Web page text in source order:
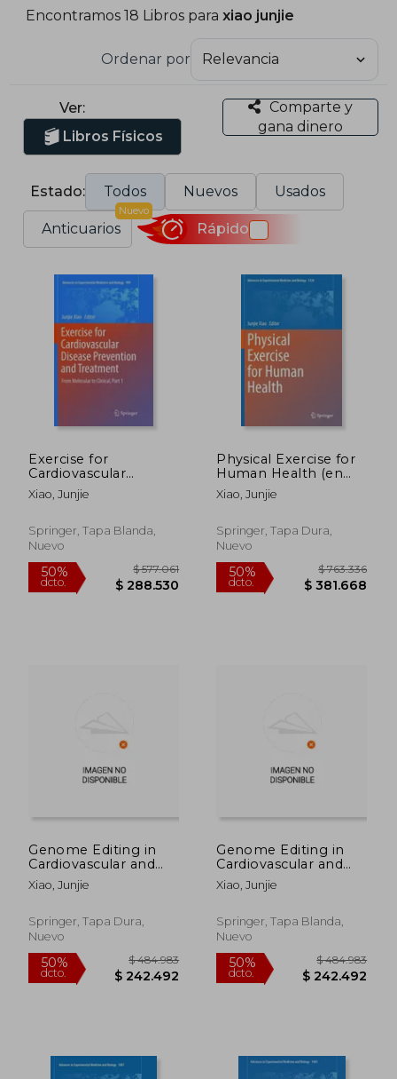
Encontramos 18 Libros paraxiao junjie
Ordenar por
Ver:
Libros Físicos
Comparte y
gana dinero
Estado: Todos Nuevos Usados
Anticuarios
Nuevo
Rápido
Exercise for
Cardiovascular
Disease Prevention
and Treatment: From
Part 1 (en Inglés)
Xiao, Junjie
Springer, Tapa Blanda,
Nuevo
Physical Exercise for
Human Health (en
Inglés)
Xiao, Junjie
Springer, Tapa Dura,
Nuevo
Genome Editing in
Cardiovascular and
Metabolic Diseases
(en Inglés)
Xiao, Junjie
Springer, Tapa Dura,
Nuevo
Genome Editing in
Cardiovascular and
Metabolic Diseases
(en Inglés)
Xiao, Junjie
Springer, Tapa Blanda,
Nuevo